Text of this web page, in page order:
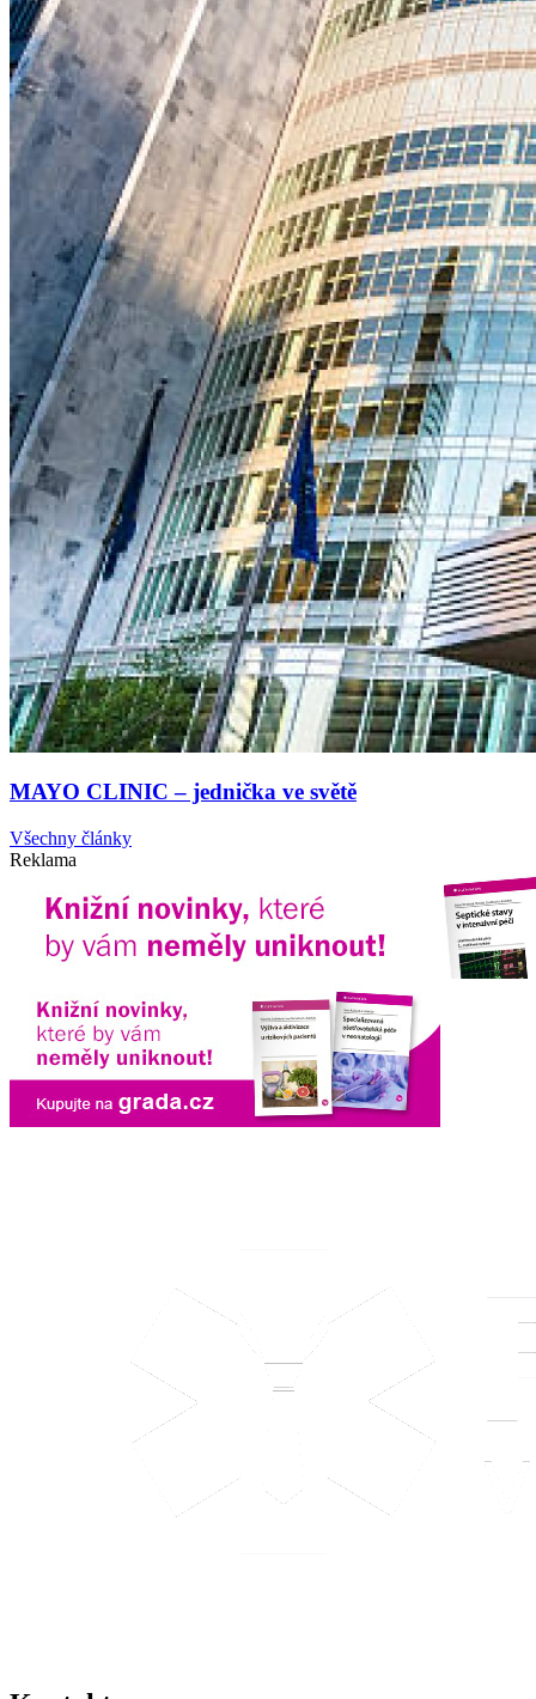
MAYO CLINIC – jednička ve světě
Všechny články
Reklama